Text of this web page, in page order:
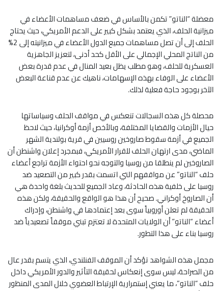
معضلة “الناتو” تكمن بالأساس في ضعف مساهمات الأعضاء في
ميزانية الحلف، الذي يعتمد بشكل كبير على الدعم الأمريكي، حيث يحتاج
الحلف إلى أن تصل مساهمات جميع الدول الأعضاء في ميزانيته إلى 2%
من الناتج المحلي الإجمالي على الأقل كحد أدنى، لتعزيز الجاهزية
العسكرية للحلف، وهو مطلب يظل بعيد المنال في عدم قدرة بعض
الأعضاء على الوفاء بهذه الإسهامات، ناهيك عن عدم قناعة البعض
الآخر بوجود حاجة فعلية لذلك.
محصلة كل هذه السجالات تنعكس في مواقف الحلف وسياساتها
حيال الأزمات والقضايا المختلفة، وبالأخص أزمة أوكرانيا، حيث لاحظ
الجميع في أزمة سقوط صاروخين روسيين في قرية بولندية الشهر
الماضي، مدى ارتهان الحلف للقرار الأمريكي، فبمجرد إعلان واشنطن أن
الصاروخين لم ينطلقا من روسيا والتوجه نحو احتواء الأزمة تراجع أعضاء
حلف “الناتو” عن مواقفهم التي اتسمت بقدر كبير من التصعيد ضد
روسيا على خلفية هذه الحادثة، وعاد الجميع للحديث بلغة واحدة هي
أن الصاروخ أوكراني. صحيح أن هذا هو الواقع والحقيقة، ولكن هذه
الحقيقة لم تعلن أوروبياً سوى بعد إعتمادها في واشنطن، وإدراك
أعضاء “الناتو” أن الولايات المتحدة لا تعتزم تبني موقفاً تصعيدياً ضد
روسيا بناء على هذا التطور.
مجمل هذه الشواهد تؤكد أن الموقف الفنلندي، الذي يتسم بقدر عال
من الصراحة، ليس سوى إنعكاس لحقيقة التأثير والدور الأمريكي داخل
حلف “الناتو”، ما يعني إستمرارية الإرتباط العضوي خلال المدى المنظور